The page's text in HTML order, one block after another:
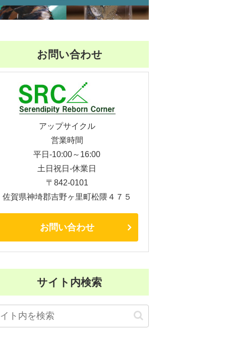
お問い合わせ
アップサイクル
営業時間
平日-10:00～16:00
土日祝日-休業日
〒842-0101
佐賀県神埼郡吉野ヶ里町松隈４７５
お問い合わせ
サイト内検索